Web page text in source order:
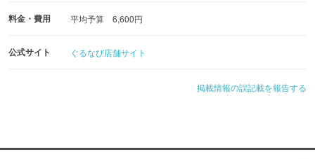
料金・費用 平均予算 6,600円
公式サイト ぐるなび店舗サイト
掲載情報の誤記載を報告する